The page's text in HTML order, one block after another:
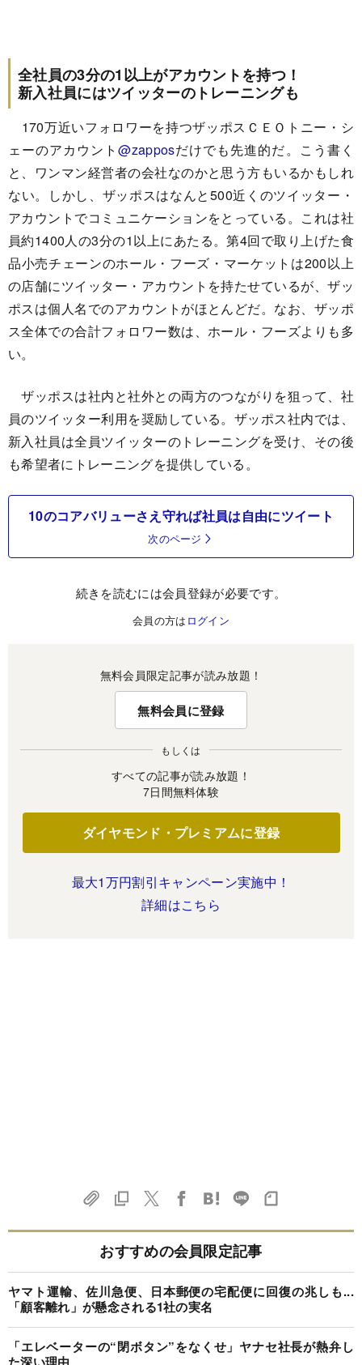
全社員の3分の1以上がアカウントを持つ！
新入社員にはツイッターのトレーニングも
170万近いフォロワーを持つザッポスＣＥＯトニー・シ
ェーのアカウント@zapposだけでも先進的だ。こう書く
と、ワンマン経営者の会社なのかと思う方もいるかもしれ
ない。しかし、ザッポスはなんと500近くのツイッター・
アカウントでコミュニケーションをとっている。これは社
員約1400人の3分の1以上にあたる。第4回で取り上げた食
品小売チェーンのホール・フーズ・マーケットは200以上
の店舗にツイッター・アカウントを持たせているが、ザッ
ポスは個人名でのアカウントがほとんどだ。なお、ザッポ
ス全体での合計フォロワー数は、ホール・フーズよりも多
い。
ザッポスは社内と社外との両方のつながりを狙って、社
員のツイッター利用を奨励している。ザッポス社内では、
新入社員は全員ツイッターのトレーニングを受け、その後
も希望者にトレーニングを提供している。
10のコアバリューさえ守れば社員は自由にツイート
次のページ
続きを読むには会員登録が必要です。
会員の方は ログイン
無料会員限定記事が読み放題！
無料会員に登録
もしくは
すべての記事が読み放題！
7日間無料体験
ダイヤモンド・プレミアムに登録
最大1万円割引キャンペーン実施中！
詳細はこちら
おすすめの会員限定記事
ヤマト運輸、佐川急便、日本郵便の宅配便に回復の兆しも...
「顧客離れ」が懸念される1社の実名
「エレベーターの“閉ボタン”をなくせ」ヤナセ社長が熱弁し
た深い理由